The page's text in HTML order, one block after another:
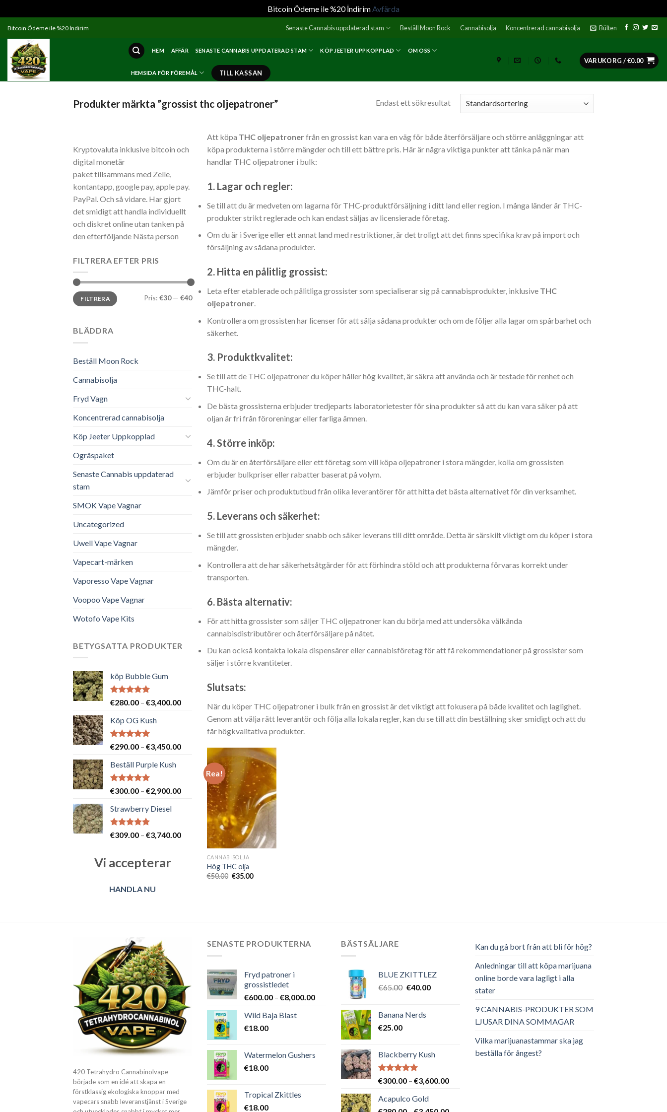
Bitcoin Ödeme ile %20 İndirimAvfärda
content
Bitcoin Ödeme ile %20 İndirim Senaste Cannabis uppdaterad stam Beställ Moon Rock Cannabisolja Koncentrerad cannabisolja Bülten
HEM AFFÄR SENASTE CANNABIS UPPDATERAD STAM KÖP JEETER UPPKOPPLAD OM OSS
HEMSIDA FÖR FÖREMÅL TILL KASSAN
VARUKORG /€0.00
Produkter märkta ”grossist thc oljepatroner” Endast ett sökresultat
Kryptovaluta inklusive bitcoin och
digital monetär
paket tillsammans med Zelle,
kontantapp, google pay, apple pay.
PayPal. Och så vidare. Har gjort
det smidigt att handla individuellt
och diskret online utan tanken på
den efterföljande Nästa person
FILTRERA EFTER PRIS
Min
pris
Max
prisFILTRERA Pris: €30— €40
BLÄDDRA
Beställ Moon Rock
Cannabisolja
Fryd Vagn
Koncentrerad cannabisolja
Köp Jeeter Uppkopplad
Ogräspaket
Senaste Cannabis uppdaterad
stam
SMOK Vape Vagnar
Uncategorized
Uwell Vape Vagnar
Vapecart-märken
Vaporesso Vape Vagnar
Voopoo Vape Vagnar
Wotofo Vape Kits
BETYGSATTA PRODUKTER
köp Bubble Gum
Betygsatt
€280.00 – €3,400.00Prisintervall:
€280.00
€3,400.00
Köp OG Kush
Betygsatt
€290.00 – €3,450.00Prisintervall:
€290.00
€3,450.00
Beställ Purple Kush
Betygsatt
€300.00 – €2,900.00Prisintervall:
€300.00
€2,900.00
Strawberry Diesel
Betygsatt
€309.00 – €3,740.00Prisintervall:
€309.00
€3,740.00
Vi accepterar
HANDLA NU
Att köpa THC oljepatronerfrån en grossist kan vara en väg för både återförsäljare och större anläggningar att
köpa produkterna i större mängder och till ett bättre pris. Här är några viktiga punkter att tänka på när man
handlar THC oljepatroner i bulk:
1. Lagar och regler:
Se till att du är medveten om lagarna för THC-produktförsäljning i ditt land eller region. I många länder är THC-
produkter strikt reglerade och kan endast säljas av licensierade företag.
Om du är i Sverige eller ett annat land med restriktioner, är det troligt att det finns specifika krav på import och
försäljning av sådana produkter.
2. Hitta en pålitlig grossist:
Leta efter etablerade och pålitliga grossister som specialiserar sig på cannabisprodukter, inklusive THC
oljepatroner.
Kontrollera om grossisten har licenser för att sälja sådana produkter och om de följer alla lagar om spårbarhet och
säkerhet.
3. Produktkvalitet:
Se till att de THC oljepatroner du köper håller hög kvalitet, är säkra att använda och är testade för renhet och
THC-halt.
De bästa grossisterna erbjuder tredjeparts laboratorietester för sina produkter så att du kan vara säker på att
oljan är fri från föroreningar eller farliga ämnen.
4.Större inköp:
Om du är en återförsäljare eller ett företag som vill köpa oljepatroner i stora mängder, kolla om grossisten
erbjuder bulkpriser eller rabatter baserat på volym.
Jämför priser och produktutbud från olika leverantörer för att hitta det bästa alternativet för din verksamhet.
5. Leverans och säkerhet:
Se till att grossisten erbjuder snabb och säker leverans till ditt område. Detta är särskilt viktigt om du köper i stora
mängder.
Kontrollera att de har säkerhetsåtgärder för att förhindra stöld och att produkterna förvaras korrekt under
transporten.
6. Bästa alternativ:
För att hitta grossister som säljer THC oljepatroner kan du börja med att undersöka välkända
cannabisdistributörer och återförsäljare på nätet.
Du kan också kontakta lokala dispensärer eller cannabisföretag för att få rekommendationer på grossister som
säljer i större kvantiteter.
Slutsats:
När du köper THC oljepatroner i bulk från en grossist är det viktigt att fokusera på både kvalitet och laglighet.
Genom att välja rätt leverantör och följa alla lokala regler, kan du se till att din beställning sker smidigt och att du
får högkvalitativa produkter.
Rea!
CANNABISOLJA
Hög THC olja
€50.00 Det
€35.00Det
420 Tetrahydro Cannabinolvape
började som en idé att skapa en
förstklassig ekologiska knoppar med
vapecars snabb leveranstjänst i Sverige
SENASTE PRODUKTERNA
Fryd patroner i
grossistledet
€600.00 – €8,000.00Prisintervall:
€8,000.00
Wild Baja Blast
€18.00
Watermelon Gushers
€18.00
Tropical Zkittles
€18.00
BÄSTSÄLJARE
BLUE ZKITTLEZ
€65.00 Det
var:
€40.00Det
Banana Nerds
€25.00
Blackberry Kush
Betygsatt
€300.00 – €3,600.00Prisintervall:
Acapulco Gold
Kan du gå bort från att bli för hög?
Anledningar till att köpa marijuana
online borde vara lagligt i alla
stater
9 CANNABIS-PRODUKTER SOM
LJUSAR DINA SOMMAGAR
Vilka marijuanastammar ska jag
beställa för ångest?